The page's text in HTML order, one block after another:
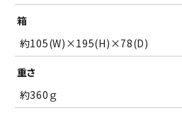
箱
約105(W)×195(H)×78(D)
重さ
約360ｇ